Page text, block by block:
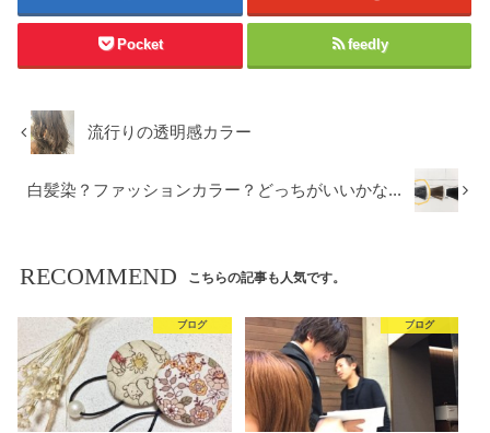
Pocket feedly
流行りの透明感カラー
白髪染？ファッションカラー？どっちがいいかな...
RECOMMEND こちらの記事も人気です。
ブログ ブログ